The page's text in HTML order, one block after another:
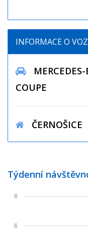
INFORMACE O
COUPE
ČERNOŠICE
Týdenní
6
8